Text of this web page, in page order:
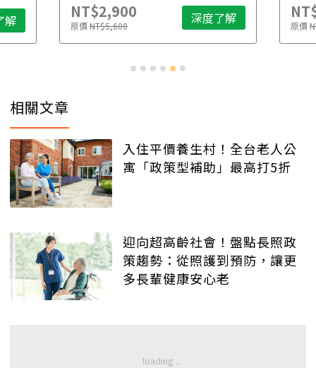
解 NT$2,900
原價NT$5,600 深度了解 原價
相關文章
入住平價養生村！全台老人公
寓「政策型補助」最高打5折
迎向超高齡社會！盤點長照政
策趨勢：從照護到預防，讓更
多長輩健康安心老